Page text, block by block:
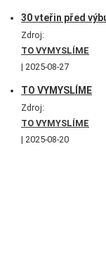
30 vteřin před
Zdroj:
TO VYMYSLÍME
2025-08-27
TO VYMYSLÍME
Zdroj:
TO VYMYSLÍME
2025-08-20